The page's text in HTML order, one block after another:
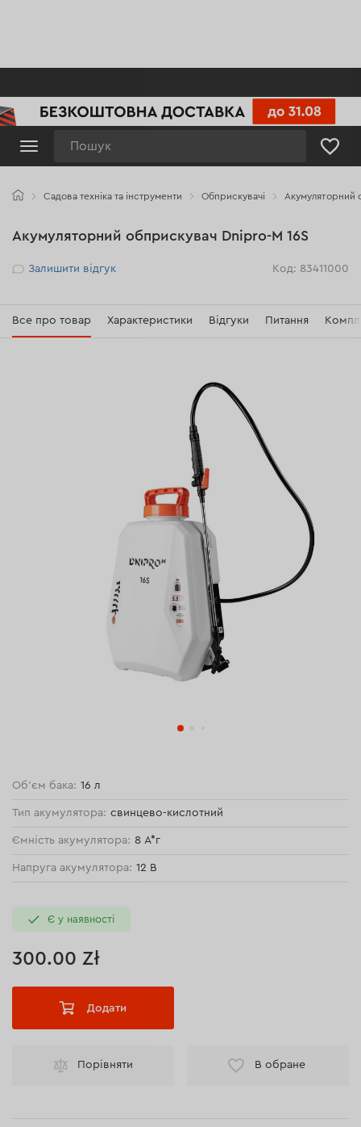
Садова техніка та інструменти Обприскувачі Акумуляторний
Акумуляторний обприскувач Dnipro-M 16S
Рейтинг
Залишити відгук Код: 83411000
Все про товар Характеристики Відгуки Питання
Об'єм бака: 16 л
Тип акумулятора: свинцево-кислотний
Ємність акумулятора: 8 А*г
Напруга акумулятора: 12 В
Є у наявності
300.00 Zł
Додати
Порівняти В обране